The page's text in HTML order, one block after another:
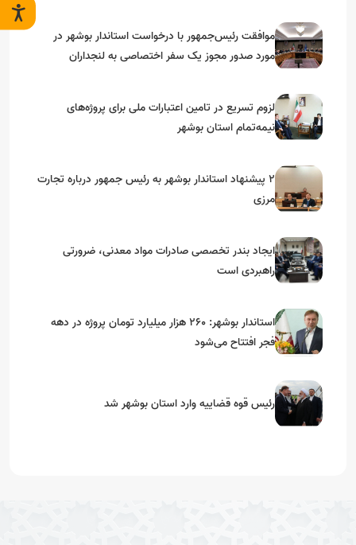
موافقت رئیس‌جمهور با درخواست استاندار بوشهر در
مورد صدور مجوز یک سفر اختصاصی به لنجداران
لزوم تسریع در تامین اعتبارات ملی برای پروژه‌های
نیمه‌تمام استان بوشهر
۲ پیشنهاد استاندار بوشهر به رئیس جمهور درباره تجارت
مرزی
ایجاد بندر تخصصی صادرات مواد معدنی، ضرورتی
راهبردی است
استاندار بوشهر: ۲۶۰ هزار میلیارد تومان پروژه در دهه
فجر افتتاح می‌شود
رئیس قوه قضاییه وارد استان بوشهر شد